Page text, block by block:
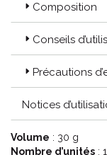
Composition
Conseils
Précautions
Notices
Volume : 30 g
Nombre d’unités : 1